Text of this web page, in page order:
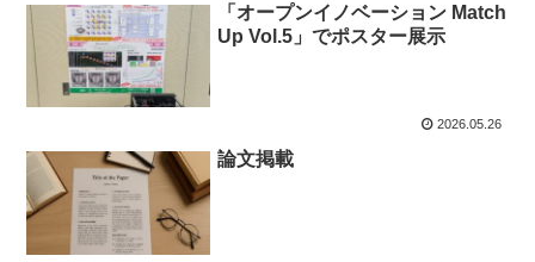
「オープンイノベーション Match
Up Vol.5」でポスター展示
2026.05.26
論文掲載